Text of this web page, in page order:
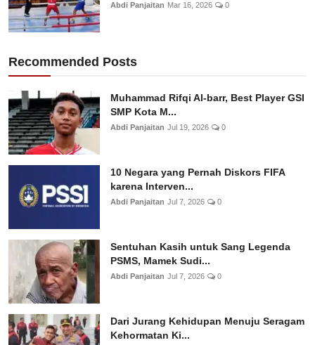
Abdi Panjaitan Mar 16, 2026 0
Recommended Posts
Muhammad Rifqi Al-barr, Best Player GSI
SMP Kota M...
Abdi Panjaitan Jul 19, 2026 0
10 Negara yang Pernah Diskors FIFA
karena Interven...
Abdi Panjaitan Jul 7, 2026 0
Sentuhan Kasih untuk Sang Legenda
PSMS, Mamek Sudi...
Abdi Panjaitan Jul 7, 2026 0
Dari Jurang Kehidupan Menuju Seragam
Kehormatan Ki...